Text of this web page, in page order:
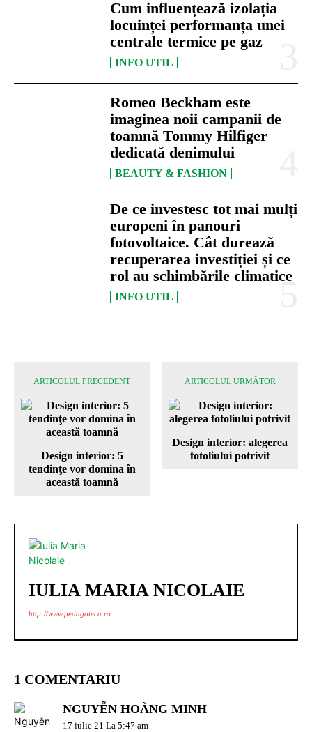
Cum influențează izolația
locuinței performanța unei
centrale termice pe gaz
INFO UTIL
Romeo Beckham este
imaginea noii campanii de
toamnă Tommy Hilfiger
dedicată denimului
BEAUTY & FASHION
De ce investesc tot mai mulți
europeni în panouri
fotovoltaice. Cât durează
recuperarea investiției și ce
rol au schimbările climatice
INFO UTIL
ARTICOLUL PRECEDENT
Design interior: 5
tendinţe vor domina în
această toamnă
ARTICOLUL URMĂTOR
Design interior: alegerea
fotoliului potrivit
IULIA MARIA NICOLAIE
http://www.pedagoteca.ro
1 COMENTARIU
NGUYỄN HOÀNG MINH
17 iulie 21 La 5:47 am